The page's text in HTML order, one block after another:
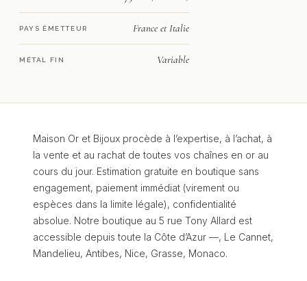
PAYS ÉMETTEUR France et Italie
MÉTAL FIN Variable
Maison Or et Bijoux procède à l’expertise, à l’achat, à
la vente et au rachat de toutes vos chaînes en or au
cours du jour. Estimation gratuite en boutique sans
engagement, paiement immédiat (virement ou
espèces dans la limite légale), confidentialité
absolue. Notre boutique au 5 rue Tony Allard est
accessible depuis toute la Côte d’Azur —, Le Cannet,
Mandelieu, Antibes, Nice, Grasse, Monaco.